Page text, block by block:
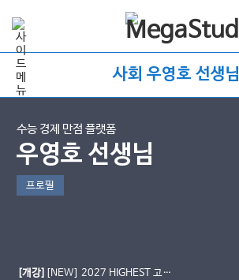
사회 우영호 선생님
수능 경제 만점 플랫폼
우영호 선생님
프로필
[개강] [NEW] 2027 HIGHEST 고난